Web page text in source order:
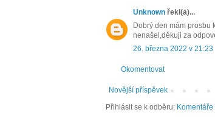
Unknown řekl(a)...
Dobrý den mám prosbu
nenašel,děkuji za
26. března 2022 v 21:23
Okomentovat
Novější příspěvek
Přihlásit se k odběru: